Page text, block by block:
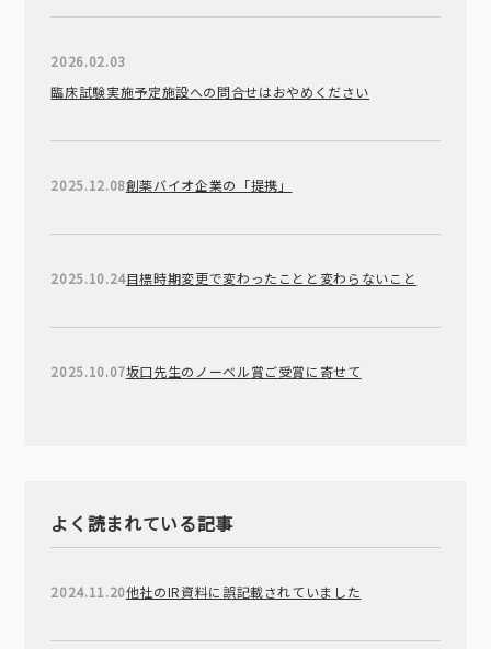
2026.02.03
臨床試験実施予定施設への問合せはおやめください
2025.12.08創薬バイオ企業の「提携」
2025.10.24目標時期変更で変わったことと変わらないこと
2025.10.07坂口先生のノーベル賞ご受賞に寄せて
よく読まれている記事
2024.11.20他社のIR資料に誤記載されていました